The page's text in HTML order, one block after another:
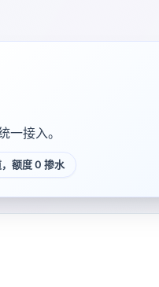
接入。
额度 0 掺水